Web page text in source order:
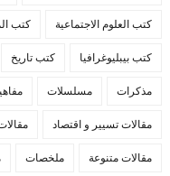
كتب العلوم الاجتماعية كتب
كتب بيبليوغرافيا كتب تاريخ
مذكرات مسلسلات
مقالات تسيير و اقتصاد
مقالات متنوعة ملخصات